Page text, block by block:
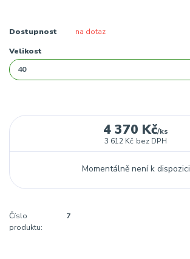
Dostupnost na dotaz
Velikost
4 370 Kč/ks
3 612 Kč bez DPH
Momentálně není k dispozici
Číslo
produktu:
7